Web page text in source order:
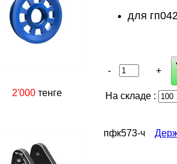
2'000 тенге
для
- +
На складе :
пфк573-ч